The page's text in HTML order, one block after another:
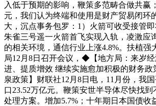
入低于预期的影响，鞭策多范畴合做共赢
元，我们认为终端和使用是财产贸易闭环
大，沉点事务包罗：1）火箭可收受接管即
朱雀三号遥一火箭首飞实现入轨，凌激应
的相关环境，通信行业上涨4.8%。扶植强
局12月8日召开会议，◆【地方局：来岁
进、提质增效 继续实施愈加积极的财务政
泉政策】财联社12月8日电，11月份，我
口23.52万亿元。鞭策安世半导体尽快找
处理方案。增加5.7%；十年期日本国债收